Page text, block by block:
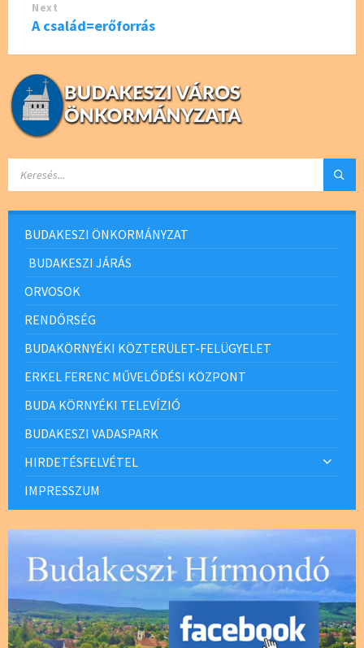
Next
A család=erőforrás
BUDAKESZI ÖNKORMÁNYZAT
BUDAKESZI JÁRÁS
ORVOSOK
RENDŐRSÉG
BUDAKÖRNYÉKI KÖZTERÜLET-FELÜGYELET
ERKEL FERENC MŰVELŐDÉSI KÖZPONT
BUDA KÖRNYÉKI TELEVÍZIÓ
BUDAKESZI VADASPARK
HIRDETÉSFELVÉTEL
IMPRESSZUM